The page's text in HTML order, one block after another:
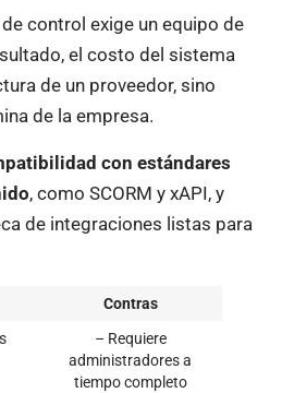
control exige un equipo de
el costo del sistema
de un proveedor, sino
de la empresa.
con estándares
, como SCORM y xAPI, y
de integraciones listas para
Contras
– Requiere
administradores a
tiempo completo